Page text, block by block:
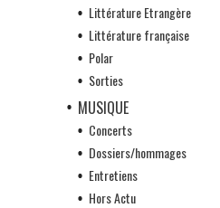
Littérature Etrangère
Littérature française
Polar
Sorties
MUSIQUE
Concerts
Dossiers/hommages
Entretiens
Hors Actu